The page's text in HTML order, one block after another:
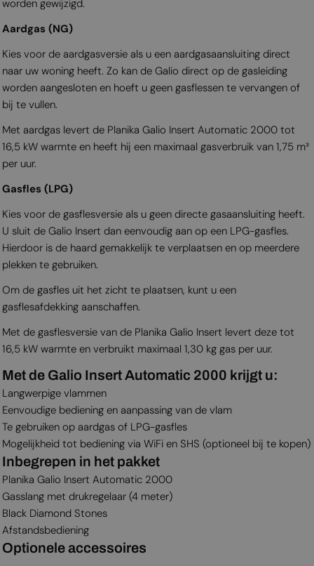
worden gewijzigd.
Aardgas (NG)
Kies voor de aardgasversie als u een aardgasaansluiting direct
naar uw woning heeft. Zo kan de Galio direct op de gasleiding
worden aangesloten en hoeft u geen gasflessen te vervangen of
bij te vullen.
Met aardgas levert de Planika Galio Insert Automatic 2000 tot
16,5 kW warmte en heeft hij een maximaal gasverbruik van 1,75 m³
per uur.
Gasfles (LPG)
Kies voor de gasflesversie als u geen directe gasaansluiting heeft.
U sluit de Galio Insert dan eenvoudig aan op een LPG-gasfles.
Hierdoor is de haard gemakkelijk te verplaatsen en op meerdere
plekken te gebruiken.
Om de gasfles uit het zicht te plaatsen, kunt u een
gasflesafdekking aanschaffen.
Met de gasflesversie van de Planika Galio Insert levert deze tot
16,5 kW warmte en verbruikt maximaal 1,30 kg gas per uur.
Met de Galio Insert Automatic 2000 krijgt u:
Langwerpige vlammen
Eenvoudige bediening en aanpassing van de vlam
Te gebruiken op aardgas of LPG-gasfles
Mogelijkheid tot bediening via WiFi en SHS (optioneel bij te kopen)
Inbegrepen in het pakket
Planika Galio Insert Automatic 2000
Gasslang met drukregelaar (4 meter)
Black Diamond Stones
Afstandsbediening
Optionele accessoires